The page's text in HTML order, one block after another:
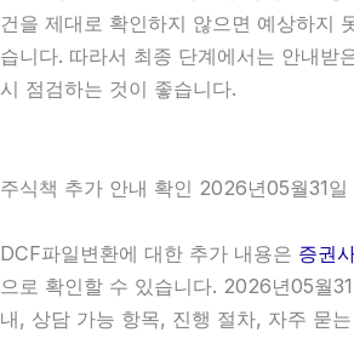
건을 제대로 확인하지 않으면 예상하지
습니다. 따라서 최종 단계에서는 안내받
시 점검하는 것이 좋습니다.
주식책 추가 안내 확인 2026년05월31일
DCF파일변환에 대한 추가 내용은 증권
으로 확인할 수 있습니다. 2026년05월
내, 상담 가능 항목, 진행 절차, 자주 묻